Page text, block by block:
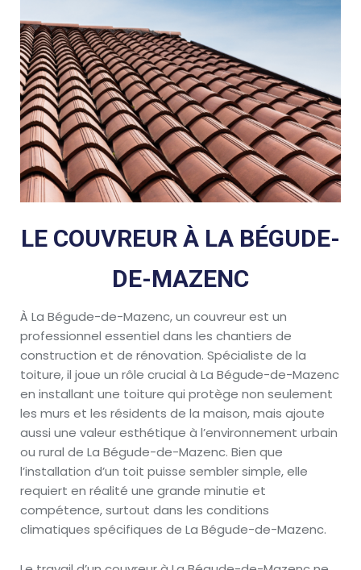
LE COUVREUR À LA BÉGUDE-
DE-MAZENC
À La Bégude-de-Mazenc, un couvreur est un
professionnel essentiel dans les chantiers de
construction et de rénovation. Spécialiste de la
toiture, il joue un rôle crucial à La Bégude-de-Mazenc
en installant une toiture qui protège non seulement
les murs et les résidents de la maison, mais ajoute
aussi une valeur esthétique à l’environnement urbain
ou rural de La Bégude-de-Mazenc. Bien que
l’installation d’un toit puisse sembler simple, elle
requiert en réalité une grande minutie et
compétence, surtout dans les conditions
climatiques spécifiques de La Bégude-de-Mazenc.